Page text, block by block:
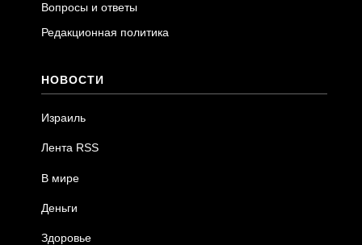
Вопросы и ответы
Редакционная политика
НОВОСТИ
Израиль
Лента RSS
В мире
Деньги
Здоровье